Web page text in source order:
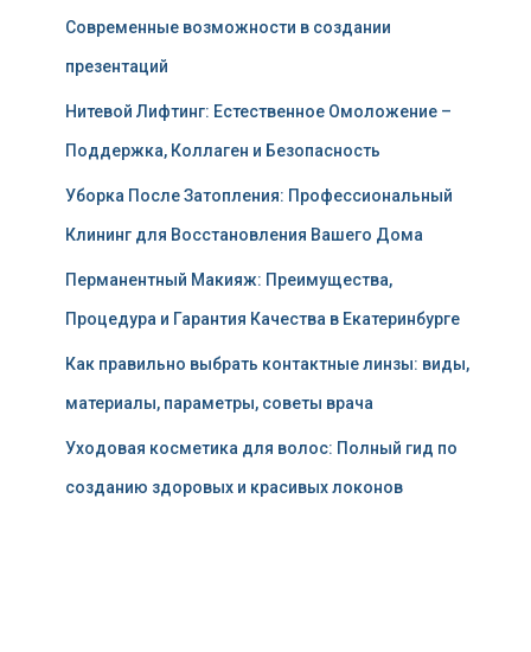
Современные возможности в создании
презентаций
Нитевой Лифтинг: Естественное Омоложение –
Поддержка, Коллаген и Безопасность
Уборка После Затопления: Профессиональный
Клининг для Восстановления Вашего Дома
Перманентный Макияж: Преимущества,
Процедура и Гарантия Качества в Екатеринбурге
Как правильно выбрать контактные линзы: виды,
материалы, параметры, советы врача
Уходовая косметика для волос: Полный гид по
созданию здоровых и красивых локонов